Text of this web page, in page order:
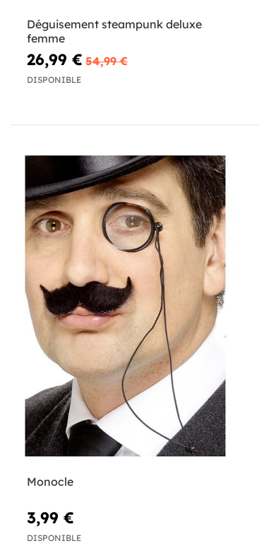
Déguisement steampunk deluxe
femme
26,99 € 54,99 €
DISPONIBLE
Monocle
3,99 €
DISPONIBLE